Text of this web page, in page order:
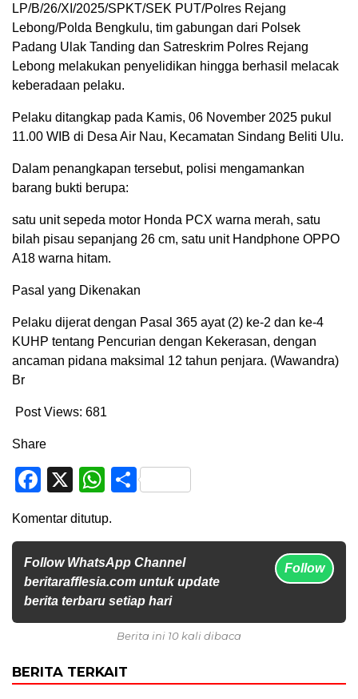
LP/B/26/XI/2025/SPKT/SEK PUT/Polres Rejang
Lebong/Polda Bengkulu, tim gabungan dari Polsek
Padang Ulak Tanding dan Satreskrim Polres Rejang
Lebong melakukan penyelidikan hingga berhasil melacak
keberadaan pelaku.
Pelaku ditangkap pada Kamis, 06 November 2025 pukul
11.00 WIB di Desa Air Nau, Kecamatan Sindang Beliti Ulu.
Dalam penangkapan tersebut, polisi mengamankan
barang bukti berupa:
satu unit sepeda motor Honda PCX warna merah, satu
bilah pisau sepanjang 26 cm, satu unit Handphone OPPO
A18 warna hitam.
Pasal yang Dikenakan
Pelaku dijerat dengan Pasal 365 ayat (2) ke-2 dan ke-4
KUHP tentang Pencurian dengan Kekerasan, dengan
ancaman pidana maksimal 12 tahun penjara. (Wawandra)
Br
Post Views: 681
Share
Facebook
X WhatsApp
Share
Komentar ditutup.
Follow WhatsApp Channel
beritarafflesia.com untuk update
berita terbaru setiap hari
Follow
Berita ini 10 kali dibaca
BERITA TERKAIT